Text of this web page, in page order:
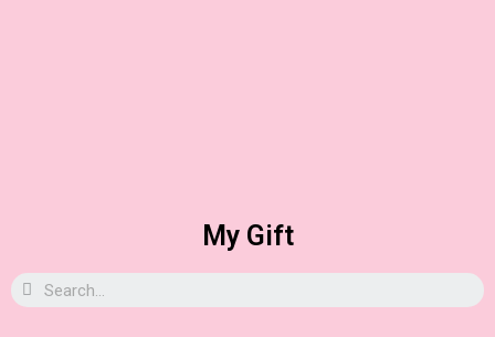
My Gift